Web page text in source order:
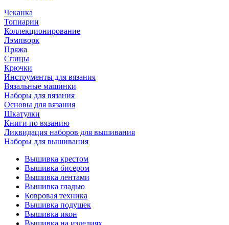
Чеканка
Топиарии
Коллекционирование
Лэмпворк
Пряжа
Спицы
Крючки
Инструменты для вязания
Вязальные машинки
Наборы для вязания
Основы для вязания
Шкатулки
Книги по вязанию
Ликвидация наборов для вышивания
Наборы для вышивания
Вышивка крестом
Вышивка бисером
Вышивка лентами
Вышивка гладью
Ковровая техника
Вышивка подушек
Вышивка икон
Вышивка на изделиях